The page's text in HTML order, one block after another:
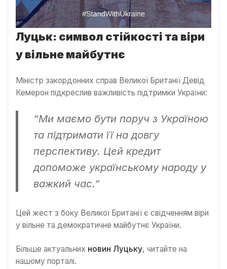
Луцьк: символ стійкості та віри
у вільне майбутнє
Міністр закордонних справ Великої Британії Девід
Кемерон підкреслив важливість підтримки України:
“Ми маємо бути поруч з Україною
та підтримати її на довгу
перспективу. Цей кредит
допоможе українському народу у
важкий час.”
Цей жест з боку Великої Британії є свідченням віри
у вільне та демократичне майбутнє України.
Більше актуальних новин Луцьку, читайте на
нашому порталі.